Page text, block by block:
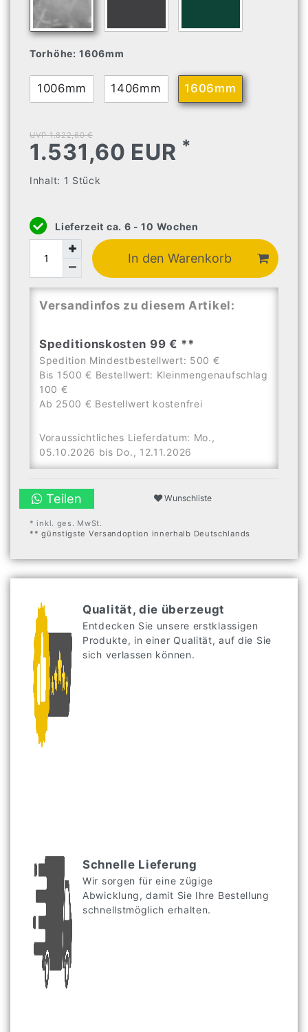
Torhöhe: 1606mm
1006mm 1406mm 1606mm
UVP 1.822,60 €
1.531,60 EUR *
Inhalt: 1 Stück
Lieferzeit ca. 6 - 10 Wochen
In den Warenkorb
Versandinfos zu diesem Artikel:
Speditionskosten 99 € **
Spedition Mindestbestellwert: 500 €
Bis 1500 € Bestellwert: Kleinmengenaufschlag
100 €
Ab 2500 € Bestellwert kostenfrei
Voraussichtliches Lieferdatum: Mo.,
05.10.2026 bis Do., 12.11.2026
Teilen Wunschliste
* inkl. ges. MwSt.
** günstigste Versandoption innerhalb Deutschlands
Qualität, die überzeugt
Entdecken Sie unsere erstklassigen
Produkte, in einer Qualität, auf die Sie
sich verlassen können.
Schnelle Lieferung
Wir sorgen für eine zügige
Abwicklung, damit Sie Ihre Bestellung
schnellstmöglich erhalten.